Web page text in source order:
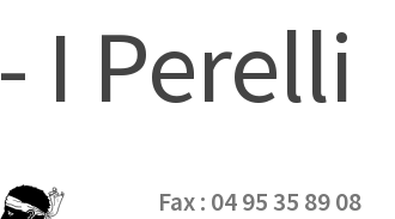
- I Perelli
Fax : 04 95 35 89 08